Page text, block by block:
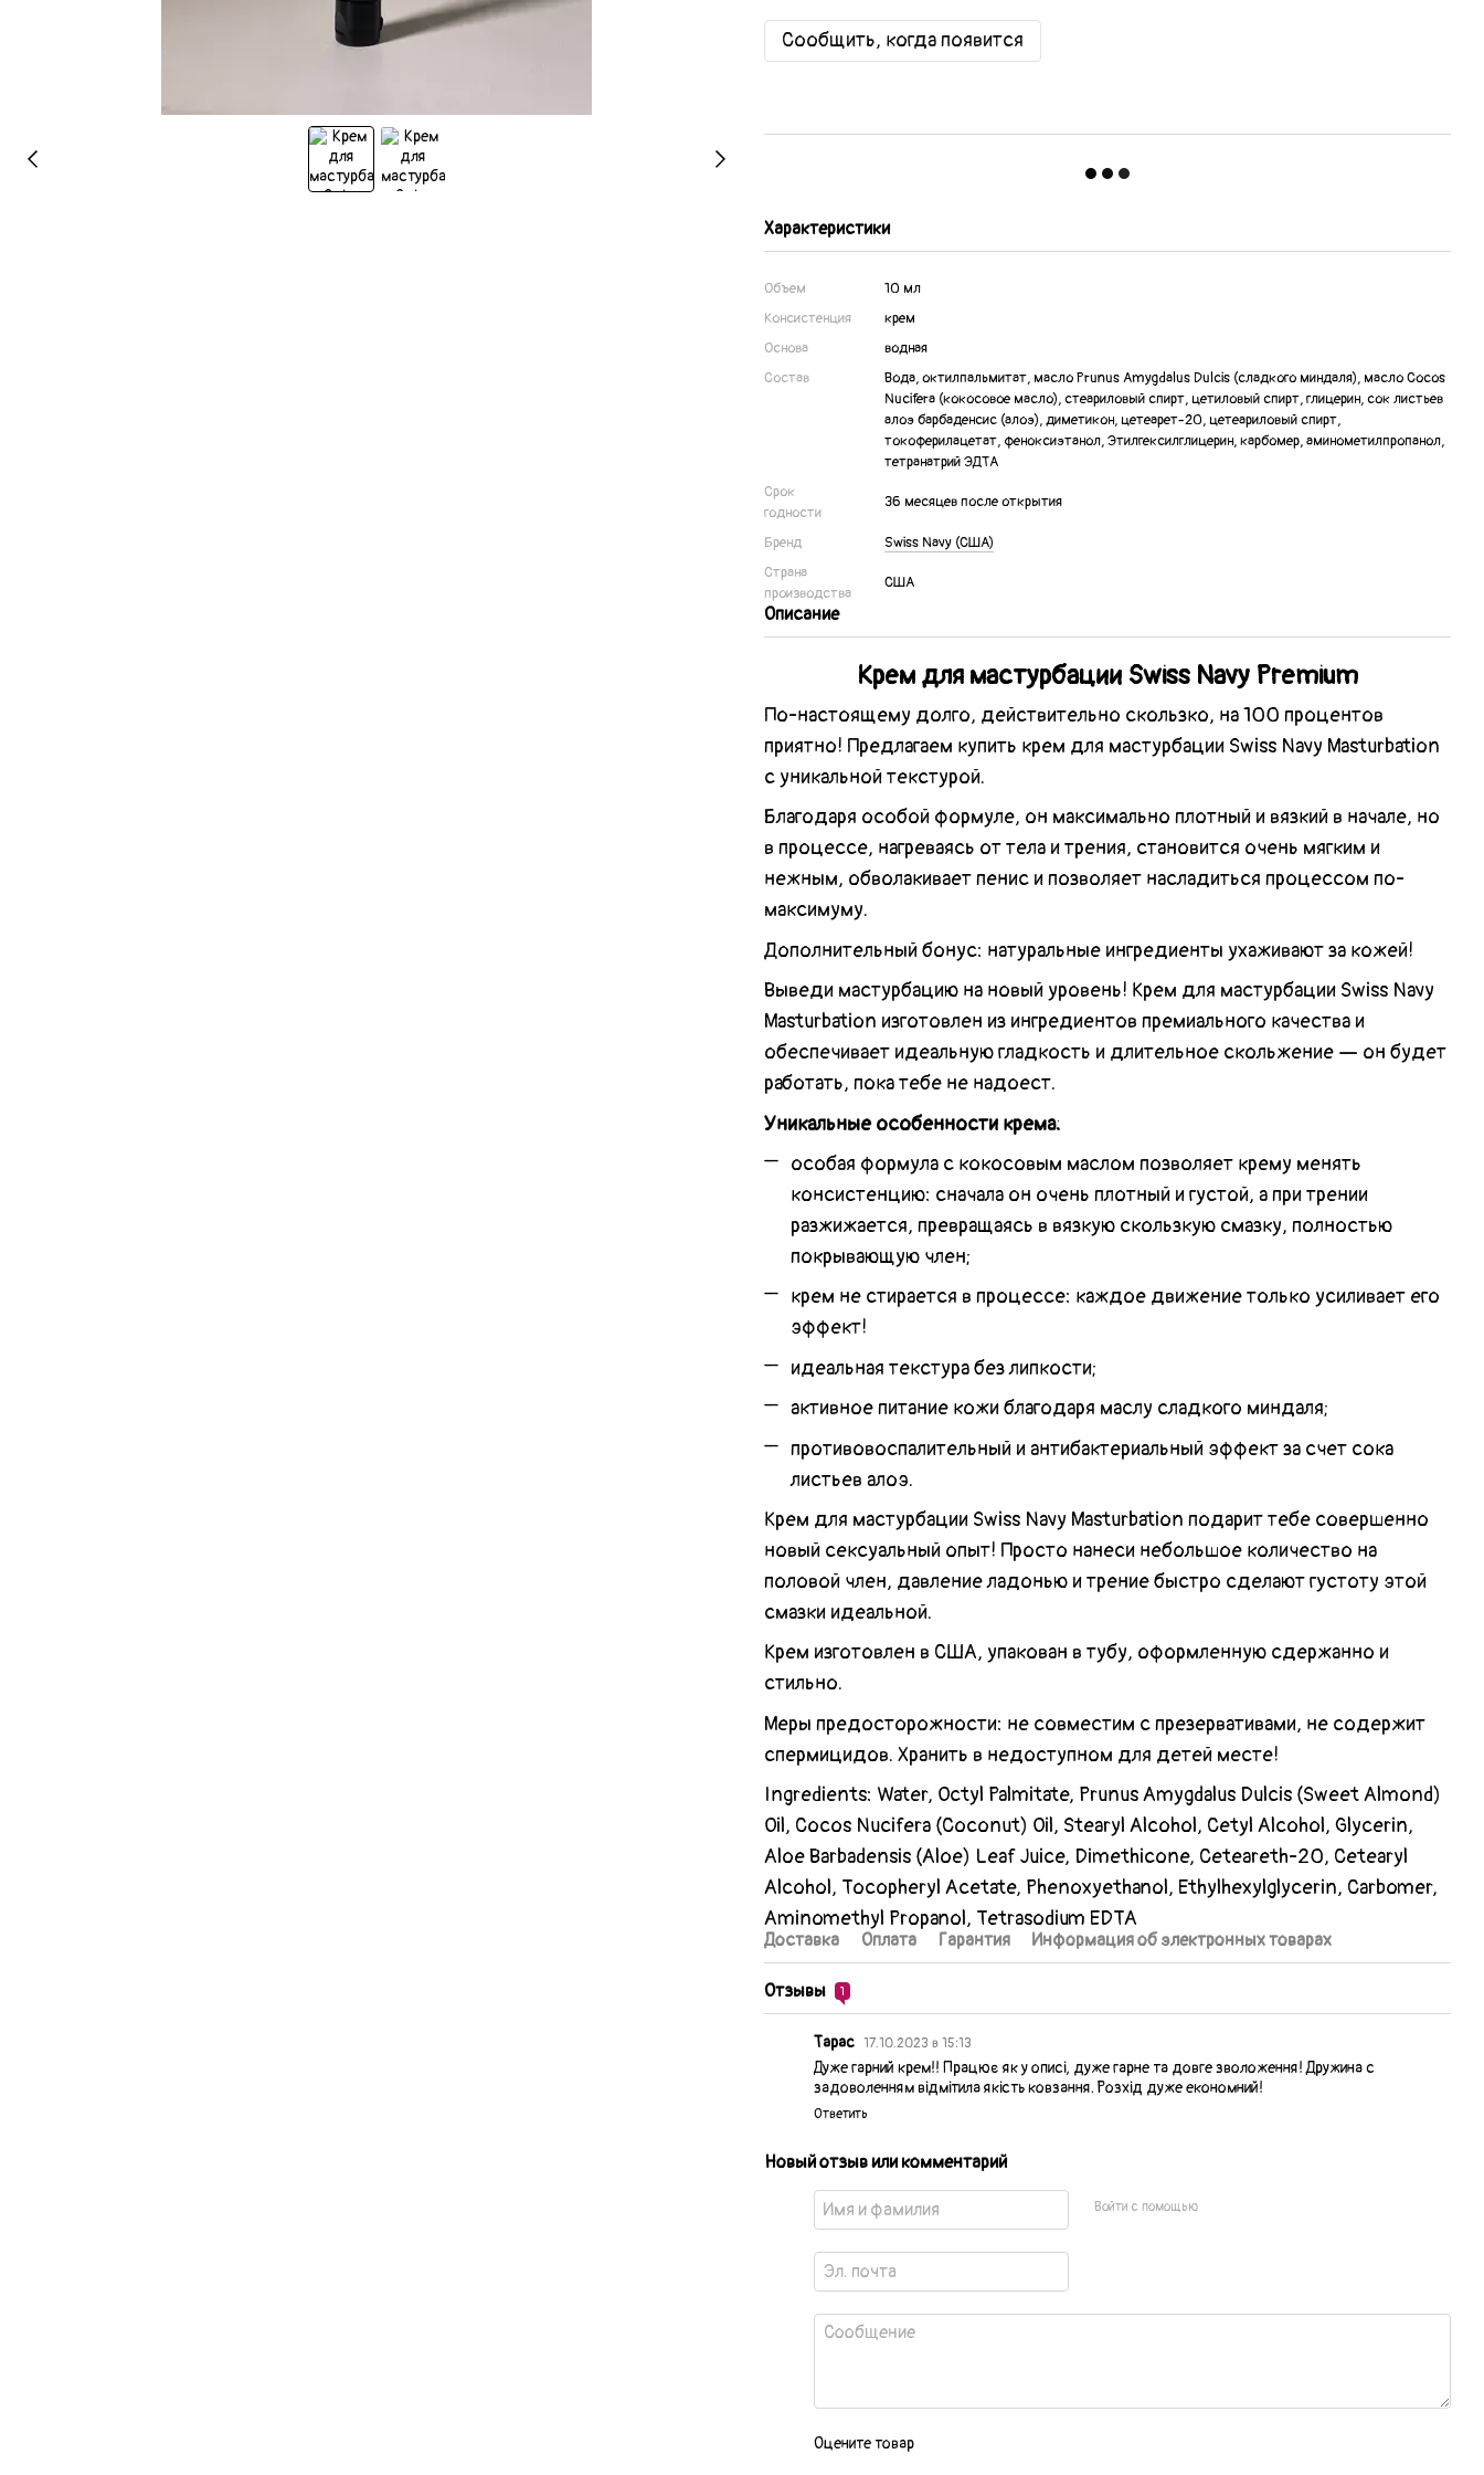
Сообщить, когда появится
Характеристики
Объем
10 мл
Консистенция
крем
Основа
водная
Состав
Вода, октилпальмитат, масло Prunus Amygdalus Dulcis (сладкого миндаля), масло Cocos
Nucifera (кокосовое масло), стеариловый спирт, цетиловый спирт, глицерин, сок листьев
алоэ барбаденсис (алоэ), диметикон, цетеарет-20, цетеариловый спирт,
токоферилацетат, феноксиэтанол, Этилгексилглицерин, карбомер, аминометилпропанол,
тетранатрий ЭДТА
Срок
годности
36 месяцев после открытия
Бренд
Swiss Navy (США)
Страна
производства
США
Описание
Крем для мастурбации Swiss Navy Premium
По-настоящему долго, действительно скользко, на 100 процентов
приятно! Предлагаем купить крем для мастурбации Swiss Navy Masturbation
с уникальной текстурой.
Благодаря особой формуле, он максимально плотный и вязкий в начале, но
в процессе, нагреваясь от тела и трения, становится очень мягким и
нежным, обволакивает пенис и позволяет насладиться процессом по-
максимуму.
Дополнительный бонус: натуральные ингредиенты ухаживают за кожей!
Выведи мастурбацию на новый уровень! Крем для мастурбации Swiss Navy
Masturbation изготовлен из ингредиентов премиального качества и
обеспечивает идеальную гладкость и длительное скольжение — он будет
работать, пока тебе не надоест.
Уникальные особенности крема:
особая формула с кокосовым маслом позволяет крему менять
консистенцию: сначала он очень плотный и густой, а при трении
разжижается, превращаясь в вязкую скользкую смазку, полностью
покрывающую член;
крем не стирается в процессе: каждое движение только усиливает его
эффект!
идеальная текстура без липкости;
активное питание кожи благодаря маслу сладкого миндаля;
противовоспалительный и антибактериальный эффект за счет сока
листьев алоэ.
Крем для мастурбации Swiss Navy Masturbation подарит тебе совершенно
новый сексуальный опыт! Просто нанеси небольшое количество на
половой член, давление ладонью и трение быстро сделают густоту этой
смазки идеальной.
Крем изготовлен в США, упакован в тубу, оформленную сдержанно и
стильно.
Меры предосторожности: не совместим с презервативами, не содержит
спермицидов. Хранить в недоступном для детей месте!
Ingredients: Water, Octyl Palmitate, Prunus Amygdalus Dulcis (Sweet Almond)
Oil, Cocos Nucifera (Coconut) Oil, Stearyl Alcohol, Cetyl Alcohol, Glycerin,
Aloe Barbadensis (Aloe) Leaf Juice, Dimethicone, Ceteareth-20, Cetearyl
Alcohol, Tocopheryl Acetate, Phenoxyethanol, Ethylhexylglycerin, Carbomer,
Aminomethyl Propanol, Tetrasodium EDTA
Доставка Оплата Гарантия Информация об электронных товарах
Отзывы 1
Тарас 17.10.2023 в 15:13
Дуже гарний крем!! Працює як у описі, дуже гарне та довге зволоження! Дружина с
задоволенням відмітила якість ковзання. Розхід дуже економний!
Ответить
Новый отзыв или комментарий
Войти с помощью
Оцените товар